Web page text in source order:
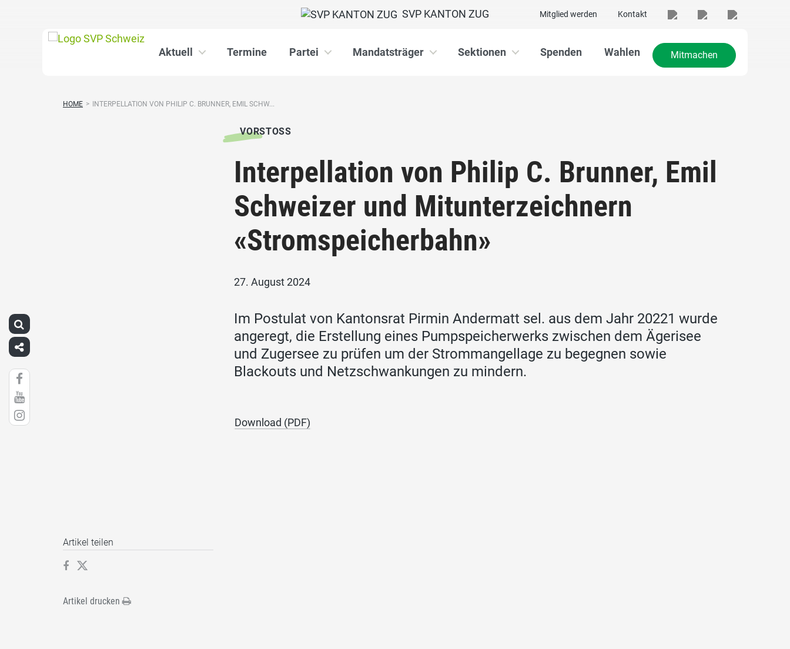
Mitglied werden Kontakt
SVP KANTON ZUG
Aktuell Termine Partei Mandatsträger Sektionen Spenden Wahlen Mitmachen
HOME > INTERPELLATION VON PHILIP C. BRUNNER, EMIL SCHW...
VORSTOSS
Interpellation von Philip C. Brunner, Emil
Schweizer und Mitunterzeichnern
«Stromspeicherbahn»
27. August 2024
Im Postulat von Kantonsrat Pirmin Andermatt sel. aus dem Jahr 20221 wurde
angeregt, die Erstellung eines Pumpspeicherwerks zwischen dem Ägerisee
und Zugersee zu prüfen um der Strommangellage zu begegnen sowie
Blackouts und Netzschwankungen zu mindern.
Download (PDF)
Artikel teilen
Artikel drucken